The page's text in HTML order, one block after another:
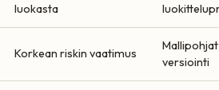
luokasta
Korkean riskin vaatimus
versiointi